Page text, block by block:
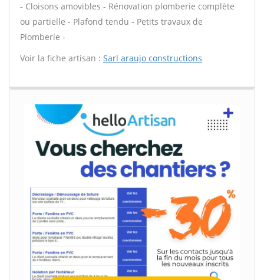
- Cloisons amovibles - Rénovation plomberie complète
ou partielle - Plafond tendu - Petits travaux de
Plomberie -
Voir la fiche artisan : Sarl araujo constructions